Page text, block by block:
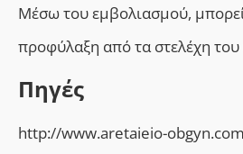
Μέσω του εμβολιασμού, μπορεί
προφύλαξη από τα στελέχη του
Πηγές
http://www.aretaieio-